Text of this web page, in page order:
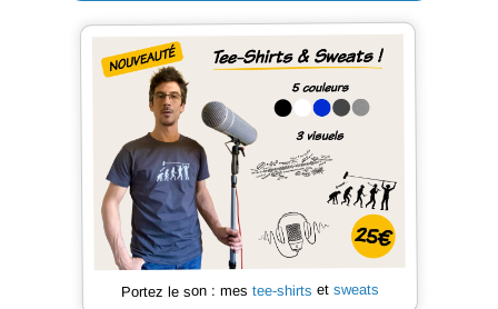
Portez le son : mes tee-shirts et sweats